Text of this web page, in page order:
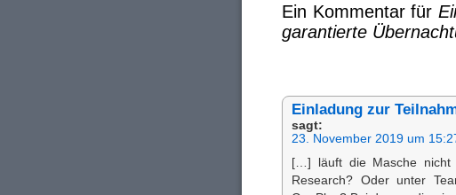
Ein Kommentar für
garantierte
Einladung zur
sagt:
23. November 2019 um
[…] läuft die Masche nicht
Research? Oder unter